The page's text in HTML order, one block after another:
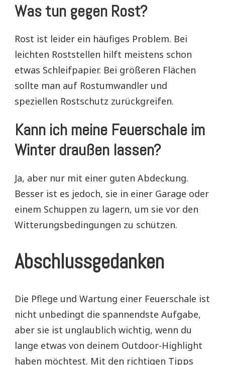
Was tun gegen Rost?
Rost ist leider ein häufiges Problem. Bei
leichten Roststellen hilft meistens schon
etwas Schleifpapier. Bei größeren Flächen
sollte man auf Rostumwandler und
speziellen Rostschutz zurückgreifen.
Kann ich meine Feuerschale im
Winter draußen lassen?
Ja, aber nur mit einer guten Abdeckung.
Besser ist es jedoch, sie in einer Garage oder
einem Schuppen zu lagern, um sie vor den
Witterungsbedingungen zu schützen.
Abschlussgedanken
Die Pflege und Wartung einer Feuerschale ist
nicht unbedingt die spannendste Aufgabe,
aber sie ist unglaublich wichtig, wenn du
lange etwas von deinem Outdoor-Highlight
haben möchtest. Mit den richtigen Tipps